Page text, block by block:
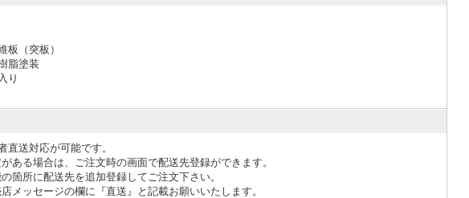
板（突板）
脂塗装
り
直送対応が可能です。
ある場合は、ご注文時の画面で配送先登録ができます。
箇所に配送先を追加登録してご注文下さい。
メッセージの欄に『直送』と記載お願いいたします。